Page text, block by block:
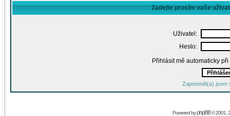
Zadejte prosím vaše
Uživatel:
Heslo:
Přihlásit mě automaticky
Zapomněl(a) jsem
Powered byphpBB© 2001,